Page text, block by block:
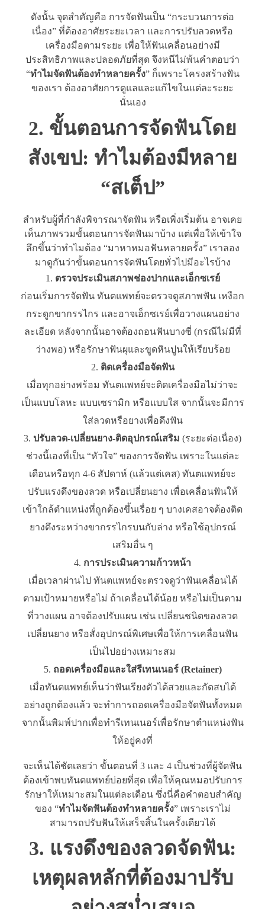
ดังนั้น จุดสำคัญคือ การจัดฟันเป็น “กระบวนการต่อ
เนื่อง” ที่ต้องอาศัยระยะเวลา และการปรับลวดหรือ
เครื่องมือตามระยะ เพื่อให้ฟันเคลื่อนอย่างมี
ประสิทธิภาพและปลอดภัยที่สุด จึงหนีไม่พ้นคำตอบว่า
“ทำไมจัดฟันต้องทำหลายครั้ง” ก็เพราะโครงสร้างฟัน
ของเรา ต้องอาศัยการดูแลและแก้ไขในแต่ละระยะ
นั่นเอง
2. ขั้นตอนการจัดฟันโดย
สังเขป: ทำไมต้องมีหลาย
“สเต็ป”
สำหรับผู้ที่กำลังพิจารณาจัดฟัน หรือเพิ่งเริ่มต้น อาจเคย
เห็นภาพรวมขั้นตอนการจัดฟันมาบ้าง แต่เพื่อให้เข้าใจ
ลึกขึ้นว่าทำไมต้อง “มาหาหมอฟันหลายครั้ง” เราลอง
มาดูกันว่าขั้นตอนการจัดฟันโดยทั่วไปมีอะไรบ้าง
ตรวจประเมินสภาพช่องปากและเอ็กซเรย์
ก่อนเริ่มการจัดฟัน ทันตแพทย์จะตรวจดูสภาพฟัน เหงือก
กระดูกขากรรไกร และอาจเอ็กซเรย์เพื่อวางแผนอย่าง
ละเอียด หลังจากนั้นอาจต้องถอนฟันบางซี่ (กรณีไม่มีที่
ว่างพอ) หรือรักษาฟันผุและขูดหินปูนให้เรียบร้อย
ติดเครื่องมือจัดฟัน
เมื่อทุกอย่างพร้อม ทันตแพทย์จะติดเครื่องมือไม่ว่าจะ
เป็นแบบโลหะ แบบเซรามิก หรือแบบใส จากนั้นจะมีการ
ใส่ลวดหรือยางเพื่อดึงฟัน
ปรับลวด-เปลี่ยนยาง-ติดอุปกรณ์เสริม (ระยะต่อเนื่อง)
ช่วงนี้เองที่เป็น “หัวใจ” ของการจัดฟัน เพราะในแต่ละ
เดือนหรือทุก 4-6 สัปดาห์ (แล้วแต่เคส) ทันตแพทย์จะ
ปรับแรงดึงของลวด หรือเปลี่ยนยาง เพื่อเคลื่อนฟันให้
เข้าใกล้ตำแหน่งที่ถูกต้องขึ้นเรื่อย ๆ บางเคสอาจต้องติด
ยางดึงระหว่างขากรรไกรบนกับล่าง หรือใช้อุปกรณ์
เสริมอื่น ๆ
การประเมินความก้าวหน้า
เมื่อเวลาผ่านไป ทันตแพทย์จะตรวจดูว่าฟันเคลื่อนได้
ตามเป้าหมายหรือไม่ ถ้าเคลื่อนได้น้อย หรือไม่เป็นตาม
ที่วางแผน อาจต้องปรับแผน เช่น เปลี่ยนชนิดของลวด
เปลี่ยนยาง หรือสั่งอุปกรณ์พิเศษเพื่อให้การเคลื่อนฟัน
เป็นไปอย่างเหมาะสม
ถอดเครื่องมือและใส่รีเทนเนอร์ (Retainer)
เมื่อทันตแพทย์เห็นว่าฟันเรียงตัวได้สวยและกัดสบได้
อย่างถูกต้องแล้ว จะทำการถอดเครื่องมือจัดฟันทั้งหมด
จากนั้นพิมพ์ปากเพื่อทำรีเทนเนอร์เพื่อรักษาตำแหน่งฟัน
ให้อยู่คงที่
จะเห็นได้ชัดเลยว่า ขั้นตอนที่ 3 และ 4 เป็นช่วงที่ผู้จัดฟัน
ต้องเข้าพบทันตแพทย์บ่อยที่สุด เพื่อให้คุณหมอปรับการ
รักษาให้เหมาะสมในแต่ละเดือน ซึ่งนี่คือคำตอบสำคัญ
ของ “ทำไมจัดฟันต้องทำหลายครั้ง” เพราะเราไม่
สามารถปรับฟันให้เสร็จสิ้นในครั้งเดียวได้
3. แรงดึงของลวดจัดฟัน:
เหตุผลหลักที่ต้องมาปรับ